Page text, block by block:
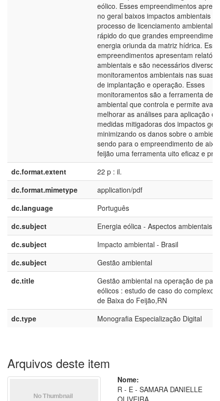
eólico. Esses empreendimentos
no geral baixos impactos ambientais e
processo de licenciamento ambiental
rápido do que grandes
energia oriunda da matriz hídrica.
empreendimentos apresentam
ambientais e são necessários diversos
monitoramentos ambientais nas suas
de implantação e operação. Esses
monitoramentos são a ferramenta de
ambiental que controla e permite
melhorar as análises para aplicação
medidas mitigadoras dos impactos
minimizando os danos sobre o
sendo para o empreendimento de aixa
feijão uma ferramenta uito eficaz e
dc.format.extent
22 p : il.
dc.format.mimetype
application/pdf
dc.language
Português
dc.subject
Energia eólica - Aspectos ambientais
dc.subject
Impacto ambiental - Brasil
dc.subject
Gestão ambiental
dc.title
Gestão ambiental na operação de
eólicos : estudo de caso do complexo
de Baixa do Feijão,RN
dc.type
Monografia Especialização Digital
Arquivos deste item
Nome:
R - E - SAMARA DANIELLE
OLIVEIRA ...